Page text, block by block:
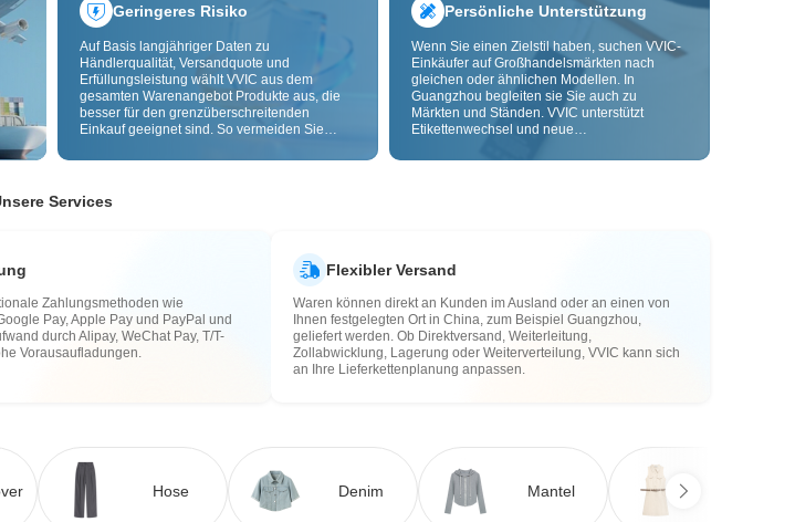
Geringeres Risiko
Auf Basis langjähriger Daten zu
Händlerqualität, Versandquote und
Erfüllungsleistung wählt VVIC aus dem
gesamten Warenangebot Produkte aus, die
besser für den grenzüberschreitenden
Einkauf geeignet sind. So vermeiden Sie
riskante Artikel. Cross-Border-
zusätzlich Risiken bei Qualität,
Persönliche Unterstützung
Wenn Sie einen Zielstil haben, suchen VVIC-
Einkäufer auf Großhandelsmärkten nach
gleichen oder ähnlichen Modellen. In
Guangzhou begleiten sie Sie auch zu
Märkten und Ständen. VVIC unterstützt
Etikettenwechsel und neue
Anpassung nach Bild oder Muster, damit Ihre
Services
Zahlungsmethoden wie
Pay, Apple Pay und PayPal und
durch Alipay, WeChat Pay, T/T-
Vorausaufladungen.
Flexibler Versand
Waren können direkt an Kunden im Ausland oder an einen von
Ihnen festgelegten Ort in China, zum Beispiel Guangzhou,
geliefert werden. Ob Direktversand, Weiterleitung,
Zollabwicklung, Lagerung oder Weiterverteilung, VVIC kann sich
an Ihre Lieferkettenplanung anpassen.
Hose Denim Mantel